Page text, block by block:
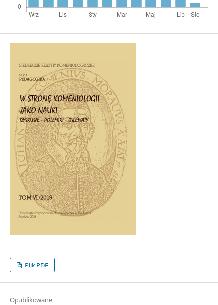
Plik PDF
Opublikowane